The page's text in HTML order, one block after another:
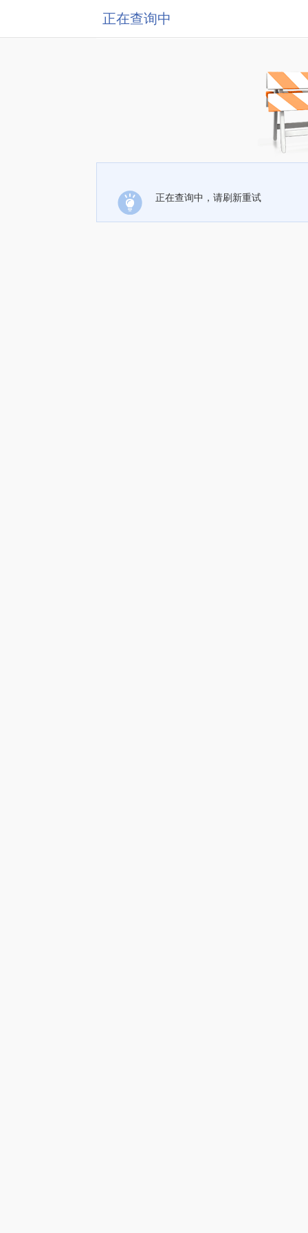
正在查询中
正在查询中，请刷新重试